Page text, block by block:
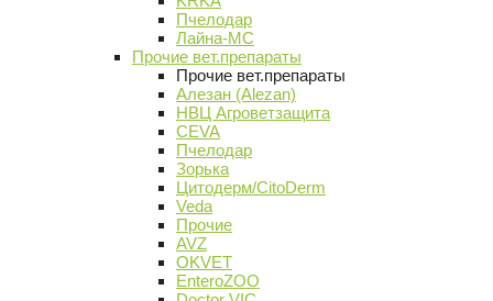
Пчелодар
Лайна-МС
Прочие вет.препараты
Прочие вет.препараты
Алезан (Alezan)
НВЦ Агроветзащита
CEVA
Пчелодар
Зорька
Цитодерм/CitoDerm
Veda
Прочие
AVZ
OKVET
EnteroZOO